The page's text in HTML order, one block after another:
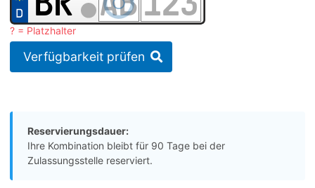
? = Platzhalter
Verfügbarkeit prüfen
Reservierungsdauer:
Ihre Kombination bleibt für 90 Tage bei der
Zulassungsstelle reserviert.